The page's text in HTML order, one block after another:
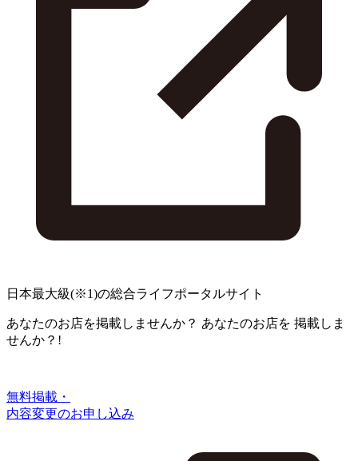
日本最大級(※1)の総合ライフポータルサイト
あなたのお店を掲載しませんか？ あなたのお店を 掲載しま
せんか？!
無料掲載・
内容変更のお申し込み